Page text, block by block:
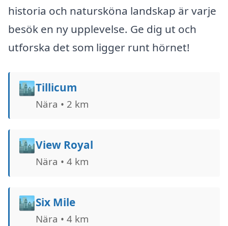
historia och natursköna landskap är varje
besök en ny upplevelse. Ge dig ut och
utforska det som ligger runt hörnet!
🏙️Tillicum
Nära • 2 km
🏙️View Royal
Nära • 4 km
🏙️Six Mile
Nära • 4 km